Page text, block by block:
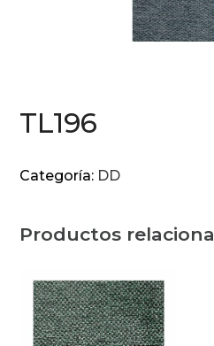
TL196
Categoría: DD
Productos